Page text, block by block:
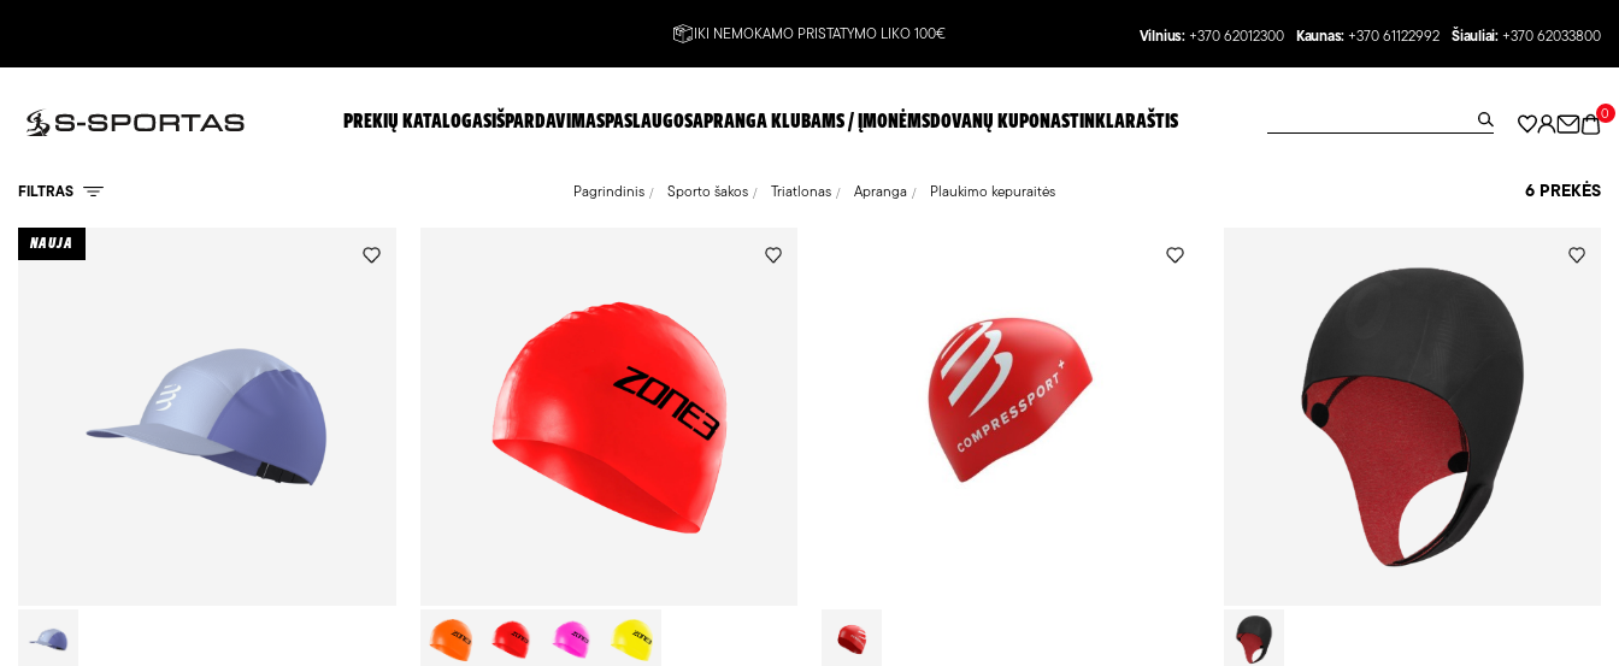
IKI NEMOKAMO PRISTATYMO LIKO 100€ Vilnius: +370 62012300 Kaunas: +370 61122992 Šiauliai: +370 62033800
PREKIŲ KATALOGASIŠPARDAVIMASPASLAUGOSAPRANGA KLUBAMS / ĮMONĖMSDOVANŲ KUPONASTINKLARAŠTIS 0
FILTRAS Pagrindinis Sporto šakos Triatlonas Apranga Plaukimo kepuraitės 6 PREKĖS
NAUJA